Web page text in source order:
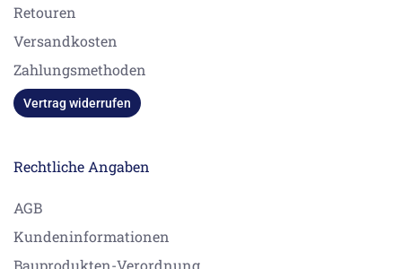
Retouren
Versandkosten
Zahlungsmethoden
Vertrag widerrufen
Rechtliche Angaben
AGB
Kundeninformationen